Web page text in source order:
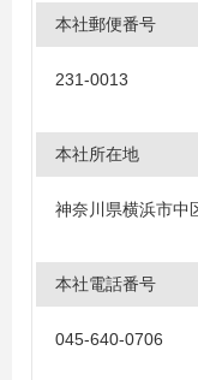
本社郵便番号
231-0013
本社所在地
神奈川県横浜市中
本社電話番号
045-640-0706